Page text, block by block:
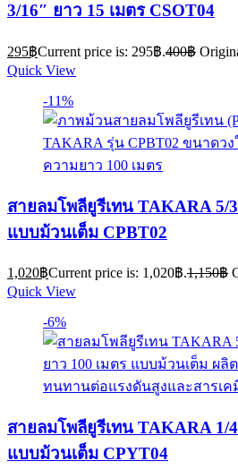
3/16″ ยาว 15 เมตร CSOT04
295฿Current price is: 295฿.400฿
Quick View
-11%
สายลมโพลียูรีเทน TAKARA 5/
แบบม้วนเต็ม CPBT02
1,020฿Current price is: 1,020฿.1,150฿
Quick View
-6%
สายลมโพลียูรีเทน TAKARA 1/
แบบม้วนเต็ม CPYT04